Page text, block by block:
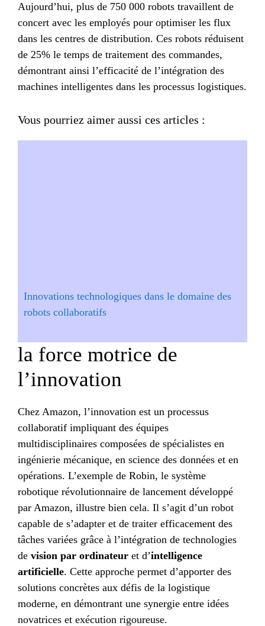
Aujourd’hui, plus de 750 000 robots travaillent de
concert avec les employés pour optimiser les flux
dans les centres de distribution. Ces robots réduisent
de 25% le temps de traitement des commandes,
démontrant ainsi l’efficacité de l’intégration des
machines intelligentes dans les processus logistiques.
Vous pourriez aimer aussi ces articles :
Innovations technologiques dans le domaine des
robots collaboratifs
la force motrice de
l’innovation
Chez Amazon, l’innovation est un processus
collaboratif impliquant des équipes
multidisciplinaires composées de spécialistes en
ingénierie mécanique, en science des données et en
opérations. L’exemple de Robin, le système
robotique révolutionnaire de lancement développé
par Amazon, illustre bien cela. Il s’agit d’un robot
capable de s’adapter et de traiter efficacement des
tâches variées grâce à l’intégration de technologies
de vision par ordinateur et d’intelligence
artificielle. Cette approche permet d’apporter des
solutions concrètes aux défis de la logistique
moderne, en démontrant une synergie entre idées
novatrices et exécution rigoureuse.